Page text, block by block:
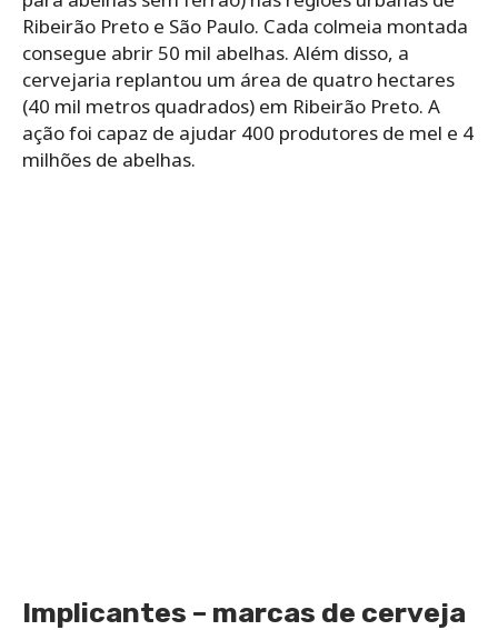
Ribeirão Preto e São Paulo. Cada colmeia montada
consegue abrir 50 mil abelhas. Além disso, a
cervejaria replantou um área de quatro hectares
(40 mil metros quadrados) em Ribeirão Preto. A
ação foi capaz de ajudar 400 produtores de mel e 4
milhões de abelhas.
Implicantes – marcas de cerveja